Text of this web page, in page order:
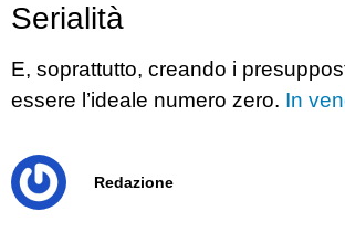
Serialità
E, soprattutto, creando i
essere l’ideale numero zero. In
Redazione